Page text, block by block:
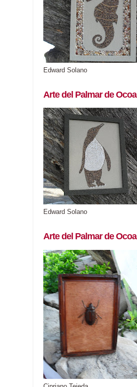
Edward Solano
Arte del Palmar de Ocoa
Edward Solano
Arte del Palmar de Ocoa